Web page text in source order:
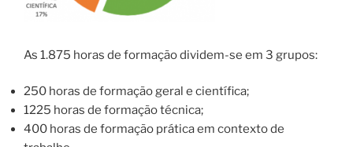
As 1.875 horas de formação dividem-se em 3 grupos:
250 horas de formação geral e científica;
1225 horas de formação técnica;
400 horas de formação prática em contexto de